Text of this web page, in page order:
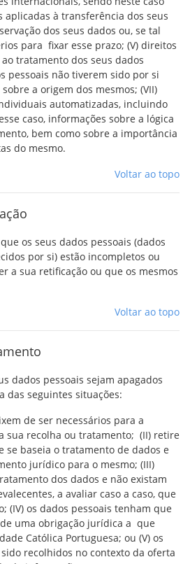
à transferência dos seus
dos seus dados ou, se tal
para fixar esse prazo; (V) direitos
tratamento dos seus dados
pessoais não tiverem sido por si
a origem dos mesmos; (VII)
automatizadas, incluindo
caso, informações sobre a lógica
bem como sobre a importância
do mesmo.
Voltar ao topo
os seus dados pessoais (dados
por si) estão incompletos ou
a sua retificação ou que os mesmos
Voltar ao topo
dados pessoais sejam apagados
das seguintes situações:
de ser necessários para a
sua recolha ou tratamento; (II) retire
se baseia o tratamento de dados e
jurídico para o mesmo; (III)
dos dados e não existam
a avaliar caso a caso, que
(IV) os dados pessoais tenham que
uma obrigação jurídica a que
Católica Portuguesa; ou (V) os
recolhidos no contexto da oferta